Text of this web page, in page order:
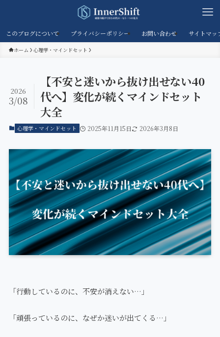
このブログについて プライバシーポリシー お問い合わせ サイトマッ
ホーム 心理学・マインドセット
【不安と迷いから抜け出せない40
代へ】変化が続くマインドセット
大全
2026
3/08
心理学・マインドセット 2025年11月15日 2026年3月8日
「行動しているのに、不安が消えない…」
「頑張っているのに、なぜか迷いが出てくる…」